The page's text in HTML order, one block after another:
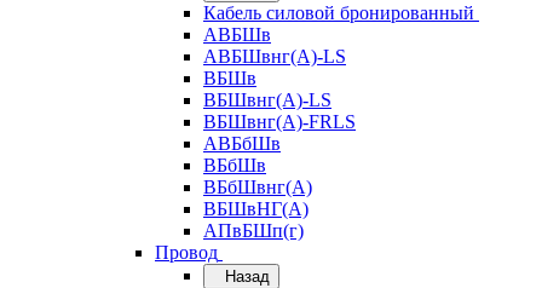
Кабель силовой бронированный
АВБШв
АВБШвнг(А)-LS
ВБШв
ВБШвнг(А)-LS
ВБШвнг(А)-FRLS
АВБбШв
ВБбШв
ВБбШвнг(А)
ВБШвНГ(А)
АПвБШп(г)
Провод
Назад